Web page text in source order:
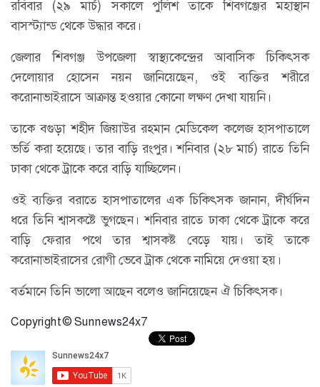
রবিবার (২৯ মার্চ) সকালে পুলিশ তাকে শিবগঞ্জের মহাস্থান
বাসস্ট্যান্ড থেকে উদ্ধার করে।
জেলার শিবগঞ্জ উপজেলা স্বাস্থ্যকেন্দ্রের আবাসিক চিকিৎসক
দেলোয়ার হোসেন নয়ন জানিয়েছেন, ওই ব্যক্তির শরীরে
করোনাভাইরাসে আক্রান্ত হওয়ার কোনো লক্ষণ দেখা যায়নি।
তাকে বগুড়া শহীদ জিয়াউর রহমান মেডিকেল কলেজ হাসপাতালে
ভর্তি করা হয়েছে। তার বাড়ি রংপুর। শনিবার (২৮ মার্চ) রাতে তিনি
ঢাকা থেকে ট্রাকে করে বাড়ি যাচ্ছিলেন।
ওই ব্যক্তির বরাতে হাসপাতালের এক চিকিৎসক জানান, দীর্ঘদিন
ধরে তিনি শ্বাসকষ্টে ভুগছেন। শনিবার রাতে ঢাকা থেকে ট্রাকে করে
বাড়ি ফেরার পথে তার শ্বাসকষ্ট বেড়ে যায়। তাই তাকে
করোনাভাইরাসের রোগী ভেবে ট্রাক থেকে নামিয়ে দেওয়া হয়।
বর্তমানে তিনি ভালো আছেন বলেও জানিয়েছেন ঐ চিকিৎসক।
Copyright © Sunnews24x7